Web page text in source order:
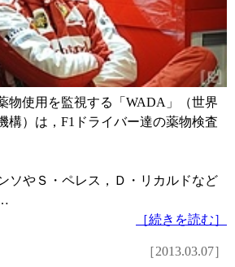
物使用を監視する「WADA」（世界
構）は，F1ドライバー達の薬物検査
ソやＳ・ペレス，Ｄ・リカルドなど
［続きを読む］
［2013.03.07］